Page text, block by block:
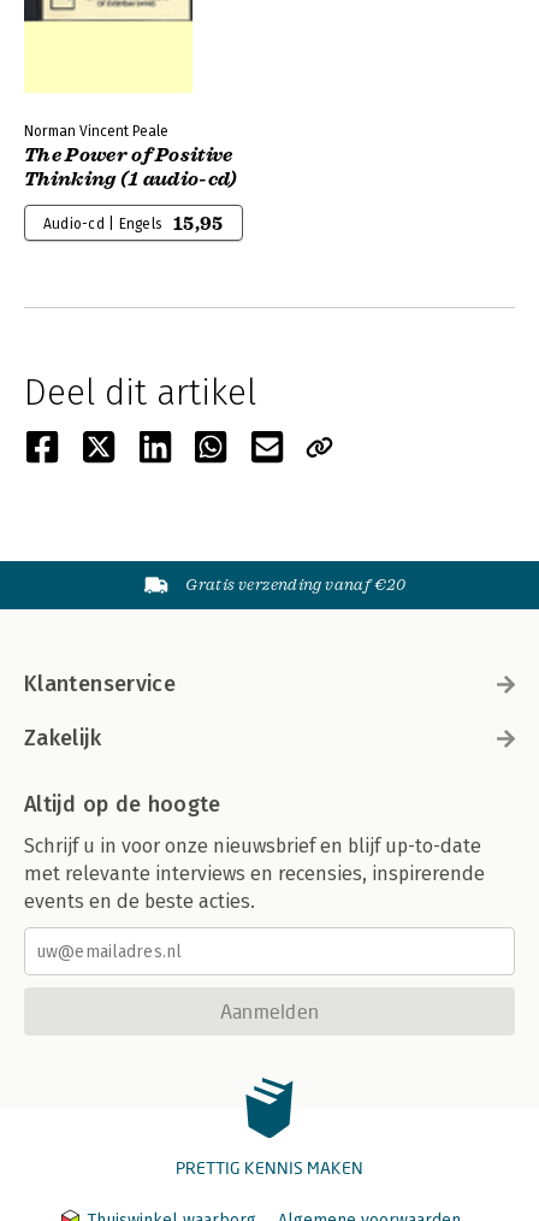
Norman Vincent Peale
The Power of Positive
Thinking (1 audio-cd)
Audio-cd | Engels 15,95
Deel dit artikel
Gratis verzending vanaf €20
Klantenservice
Zakelijk
Altijd op de hoogte
Schrijf u in voor onze nieuwsbrief en blijf up-to-date
met relevante interviews en recensies, inspirerende
events en de beste acties.
Aanmelden
PRETTIG KENNIS MAKEN